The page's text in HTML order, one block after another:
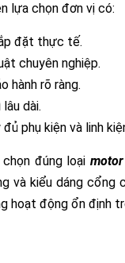
lựa chọn đơn vị có:
đặt thực tế.
chuyên nghiệp.
hành rõ ràng.
dài.
phụ kiện và linh
chọn đúng loại
và kiểu dáng cổng
hoạt động ổn định